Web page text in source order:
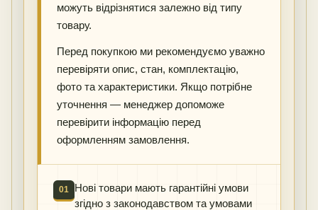
можуть відрізнятися залежно від типу
товару.
Перед покупкою ми рекомендуємо уважно
перевіряти опис, стан, комплектацію,
фото та характеристики. Якщо потрібне
уточнення — менеджер допоможе
перевірити інформацію перед
оформленням замовлення.
01
Нові товари мають гарантійні умови
згідно з законодавством та умовами